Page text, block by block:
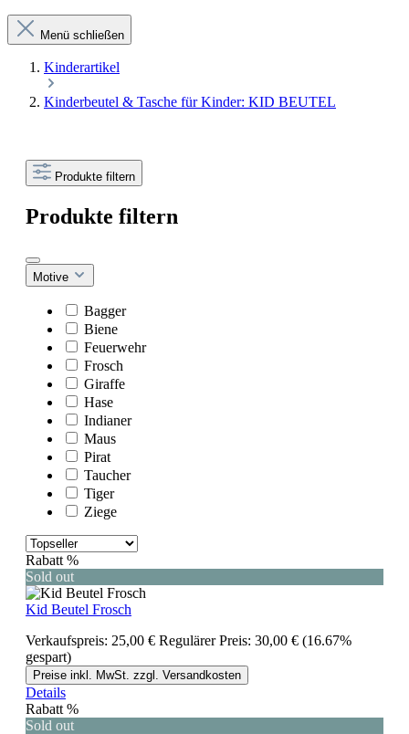
Menü schließen
Kinderartikel
Kinderbeutel & Tasche für Kinder: KID BEUTEL
Produkte filtern
Produkte filtern
Motive
Bagger
Biene
Feuerwehr
Frosch
Giraffe
Hase
Indianer
Maus
Pirat
Taucher
Tiger
Ziege
Rabatt %
Sold out
Kid Beutel Frosch
Verkaufspreis: 25,00 € Regulärer Preis: 30,00 € (16.67%
gespart)
Preise inkl. MwSt. zzgl. Versandkosten
Details
Rabatt %
Sold out